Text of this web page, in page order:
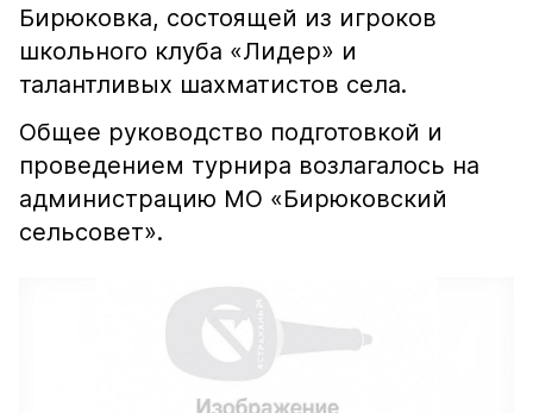
Бирюковка, состоящей из игроков
школьного клуба «Лидер» и
талантливых шахматистов села.
Общее руководство подготовкой и
проведением турнира возлагалось на
администрацию МО «Бирюковский
сельсовет».